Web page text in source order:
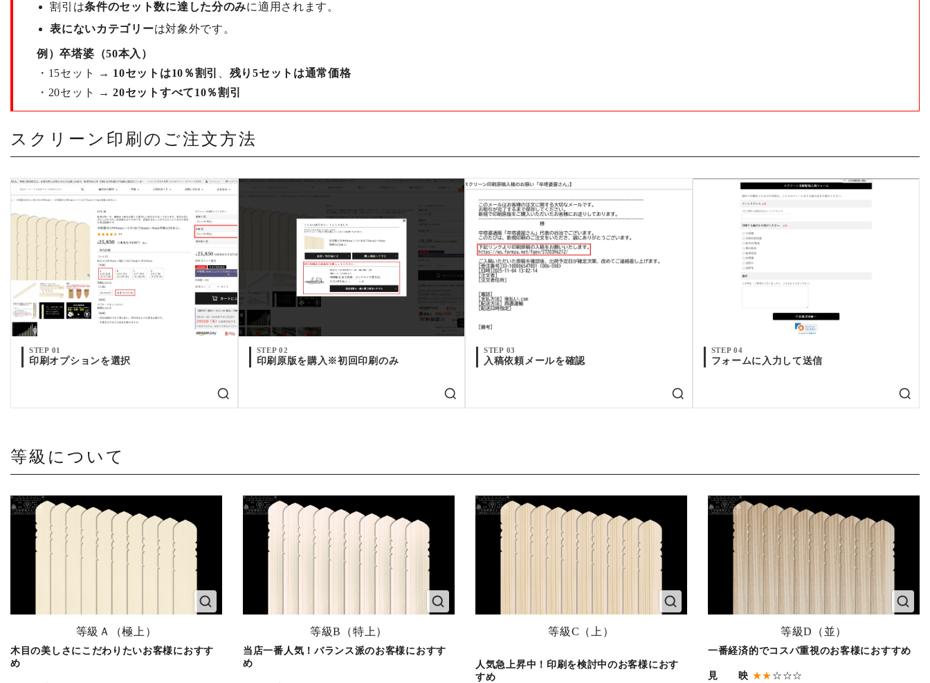
割引は条件のセット数に達した分のみに適用されます。
表にないカテゴリーは対象外です。
例）卒塔婆（50本入）
・15セット → 10セットは10％割引
残り5セットは通常価格
・20セット →20セットすべて10％割引
スクリーン印刷のご注文方法
STEP 01
印刷オプションを選択
STEP 02
印刷原版を購入※初回印刷のみ
STEP 03
入稿依頼メールを確認
STEP 04
フォームに入力して送信
等級について
等級Ａ（極上）
木目の美しさにこだわりたいお客様におすす
め
等級B（特上）
当店一番人気！バランス派のお客様におすす
め
等級C（上）
人気急上昇中！印刷を検討中のお客様におす
すめ
等級D（並）
一番経済的でコスパ重視のお客様におすすめ
見 映 ★★ ☆☆☆